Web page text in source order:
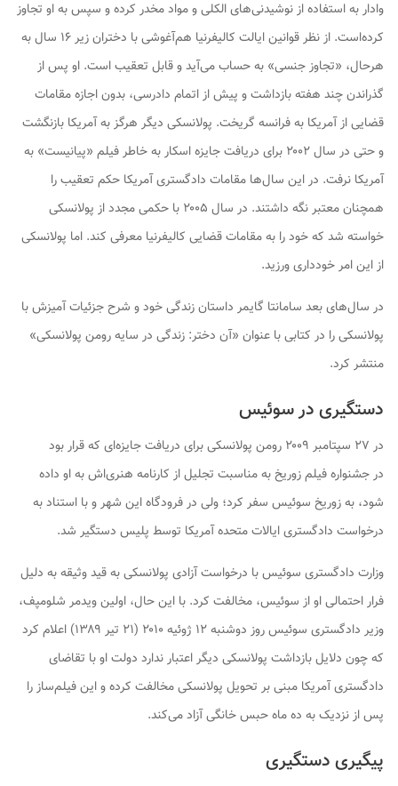
وادار به استفاده از نوشیدنی‌های الکلی و مواد مخدر کرده و سپس به او تجاوز
کرده‌است. از نظر قوانین ایالت کالیفرنیا هم‌آغوشی با دختران زیر ۱۶ سال به
هرحال، «تجاوز جنسی» به حساب می‌آید و قابل تعقیب است. او پس از
گذراندن چند هفته بازداشت و پیش از اتمام دادرسی، بدون اجازه مقامات
قضایی از آمریکا به فرانسه گریخت. پولانسکی دیگر هرگز به آمریکا بازنگشت
و حتی در سال ۲۰۰۲ برای دریافت جایزه اسکار به خاطر فیلم «پیانیست» به
آمریکا نرفت. در این سال‌ها مقامات دادگستری آمریکا حکم تعقیب را
همچنان معتبر نگه داشتند. در سال ۲۰۰۵ با حکمی مجدد از پولانسکی
خواسته شد که خود را به مقامات قضایی کالیفرنیا معرفی کند. اما پولانسکی
از این امر خودداری ورزید.
در سال‌های بعد سامانتا گایمر داستان زندگی خود و شرح جزئیات آمیزش با
پولانسکی را در کتابی با عنوان «آن دختر: زندگی در سایه رومن پولانسکی»
منتشر کرد.
دستگیری در سوئیس
در ۲۷ سپتامبر ۲۰۰۹ رومن پولانسکی برای دریافت جایزه‌ای که قرار بود
در جشنواره فیلم زوریخ به مناسبت تجلیل از کارنامه هنری‌اش به او داده
شود، به زوریخ سوئیس سفر کرد؛ ولی در فرودگاه این شهر و با استناد به
درخواست دادگستری ایالات متحده آمریکا توسط پلیس دستگیر شد.
وزارت دادگستری سوئیس با درخواست آزادی پولانسکی به قید وثیقه به دلیل
فرار احتمالی او از سوئیس، مخالفت کرد. با این حال، اولین ویدمر شلومپف،
وزیر دادگستری سوئیس روز دوشنبه ۱۲ ژوئیه ۲۰۱۰ (۲۱ تیر ۱۳۸۹) اعلام کرد
که چون دلایل بازداشت پولانسکی دیگر اعتبار ندارد دولت او با تقاضای
دادگستری آمریکا مبنی بر تحویل پولانسکی مخالفت کرده و این فیلم‌ساز را
پس از نزدیک به ده ماه حبس خانگی آزاد می‌کند.
پیگیری دستگیری